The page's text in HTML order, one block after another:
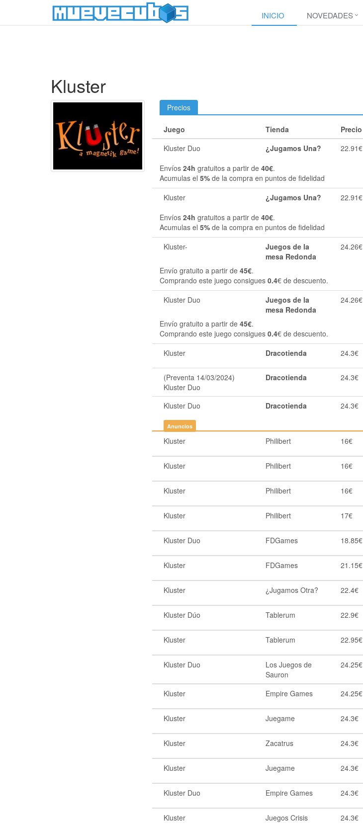
INICIO NOVEDADES
Kluster
Precios
Juego Tienda Precio
Kluster Duo
¿Jugamos Una? 22.91€
Envíos24h gratuitos a partir de40€.
Acumulas el5% de la compra en puntos de fidelidad
Kluster
¿Jugamos Una? 22.91€
Envíos24h gratuitos a partir de40€.
Acumulas el5% de la compra en puntos de fidelidad
Kluster-
Juegos de la
mesa Redonda
24.26€
Envío gratuito a partir de45€.
Comprando este juego consigues0.4€ de descuento.
Kluster Duo
Juegos de la
mesa Redonda
24.26€
Envío gratuito a partir de45€.
Comprando este juego consigues0.4€ de descuento.
Kluster
Dracotienda 24.3€
(Preventa 14/03/2024)
Kluster Duo
Dracotienda 24.3€
Kluster Duo Dracotienda 24.3€
Anuncios
Kluster Philibert 16€
Kluster Philibert 16€
Kluster Philibert 16€
Kluster Philibert 17€
Kluster Duo FDGames 18.85€
Kluster FDGames 21.15€
Kluster ¿Jugamos Otra? 22.4€
Kluster Dúo Tablerum 22.9€
Kluster Tablerum 22.95€
Kluster Duo
Los Juegos de
Sauron
24.25€
Kluster Empire Games 24.25€
Kluster Juegame 24.3€
Kluster Zacatrus 24.3€
Kluster Juegame 24.3€
Kluster Duo Empire Games 24.3€
Kluster Juegos Crisis 24.3€